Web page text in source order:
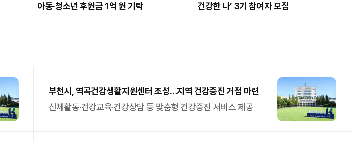
아동·청소년 후원금 1억 원 기탁
건강한 나’ 3기 참여자 모집
부천시, 역곡건강생활지원센터 조성…지역 건강증진 거점 마련
신체활동·건강교육·건강상담 등 맞춤형 건강증진 서비스 제공